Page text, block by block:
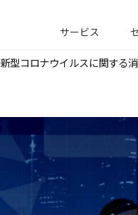
サービス
新型コロナウイルスに関する